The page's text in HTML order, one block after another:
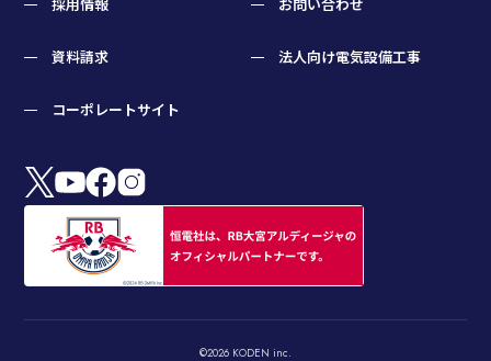
資料請求 法人向け電気設備工事
コーポレートサイト
©2026 KODEN inc.